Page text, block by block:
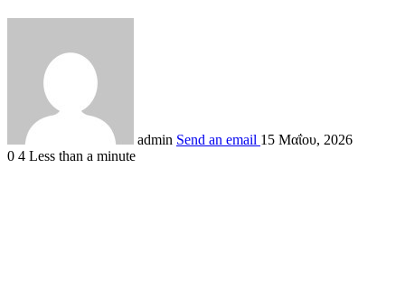
admin Send an email 15 Μαΐου, 2026
0 4 Less than a minute